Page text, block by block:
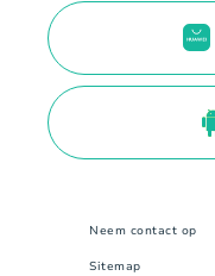
Neem contact op
Sitemap